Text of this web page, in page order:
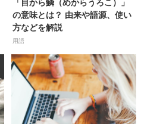
「目から鱗（めからうろこ）」
の意味とは？ 由来や語源、使い
方などを解説
用語